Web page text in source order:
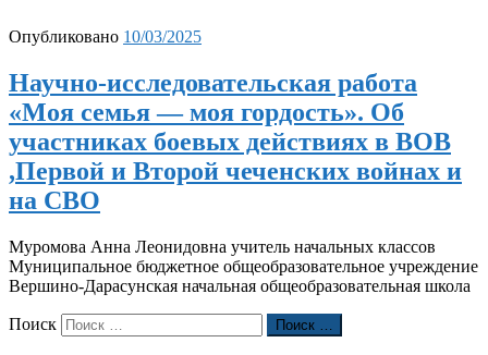
Опубликовано 10/03/2025
Научно-исследовательская работа
«Моя семья — моя гордость». Об
участниках боевых действиях в ВОВ
,Первой и Второй чеченских войнах и
на СВО
Муромова Анна Леонидовна учитель начальных классов
Муниципальное бюджетное общеобразовательное учреждение
Вершино-Дарасунская начальная общеобразовательная школа
Поиск Поиск …